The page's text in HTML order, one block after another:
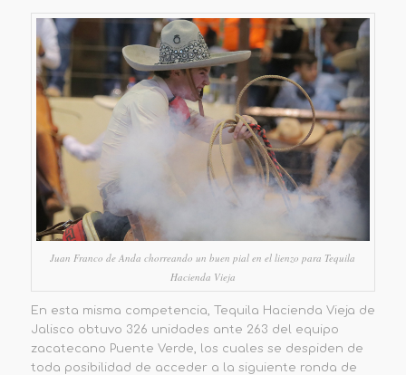
Juan Franco de Anda chorreando un buen pial en el lienzo para Tequila
Hacienda Vieja
En esta misma competencia, Tequila Hacienda Vieja de
Jalisco obtuvo 326 unidades ante 263 del equipo
zacatecano Puente Verde, los cuales se despiden de
toda posibilidad de acceder a la siguiente ronda de